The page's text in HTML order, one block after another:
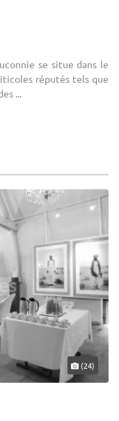
se situe dans le
réputés tels que
...
(24)